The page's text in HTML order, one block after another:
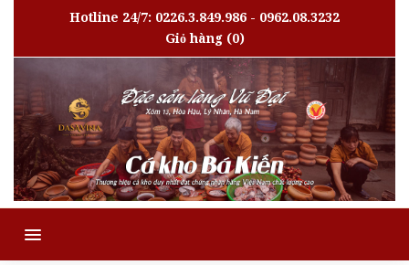
Hotline 24/7: 0226.3.849.986 - 0962.08.3232
Giỏ hàng(0)
MENU